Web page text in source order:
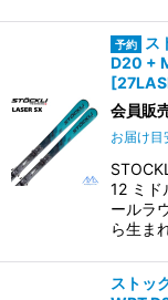
ス
D20 +
[
会員販
お届け目
12 ミド
ールラ
ら生ま
ストッ